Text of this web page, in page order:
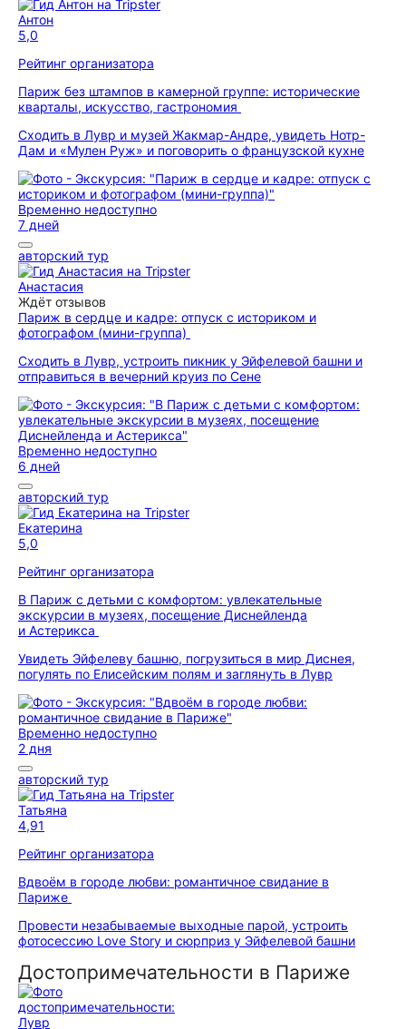
Антон
5,0
Рейтинг организатора
Париж без штампов в камерной группе: исторические
кварталы, искусство, гастрономия
Сходить в Лувр и музей Жакмар-Андре, увидеть Нотр-
Дам и «Мулен Руж» и поговорить о французской кухне
Временно недоступно
7 дней
авторский тур
Анастасия
Ждёт отзывов
Париж в сердце и кадре: отпуск с историком и
фотографом (мини-группа)
Сходить в Лувр, устроить пикник у Эйфелевой башни и
отправиться в вечерний круиз по Сене
Временно недоступно
6 дней
авторский тур
Екатерина
5,0
Рейтинг организатора
В Париж с детьми с комфортом: увлекательные
экскурсии в музеях, посещение Диснейленда
и Астерикса
Увидеть Эйфелеву башню, погрузиться в мир Диснея,
погулять по Елисейским полям и заглянуть в Лувр
Временно недоступно
2 дня
авторский тур
Татьяна
4,91
Рейтинг организатора
Вдвоём в городе любви: романтичное свидание в
Париже
Провести незабываемые выходные парой, устроить
фотосессию Love Story и сюрприз у Эйфелевой башни
Достопримечательности в Париже